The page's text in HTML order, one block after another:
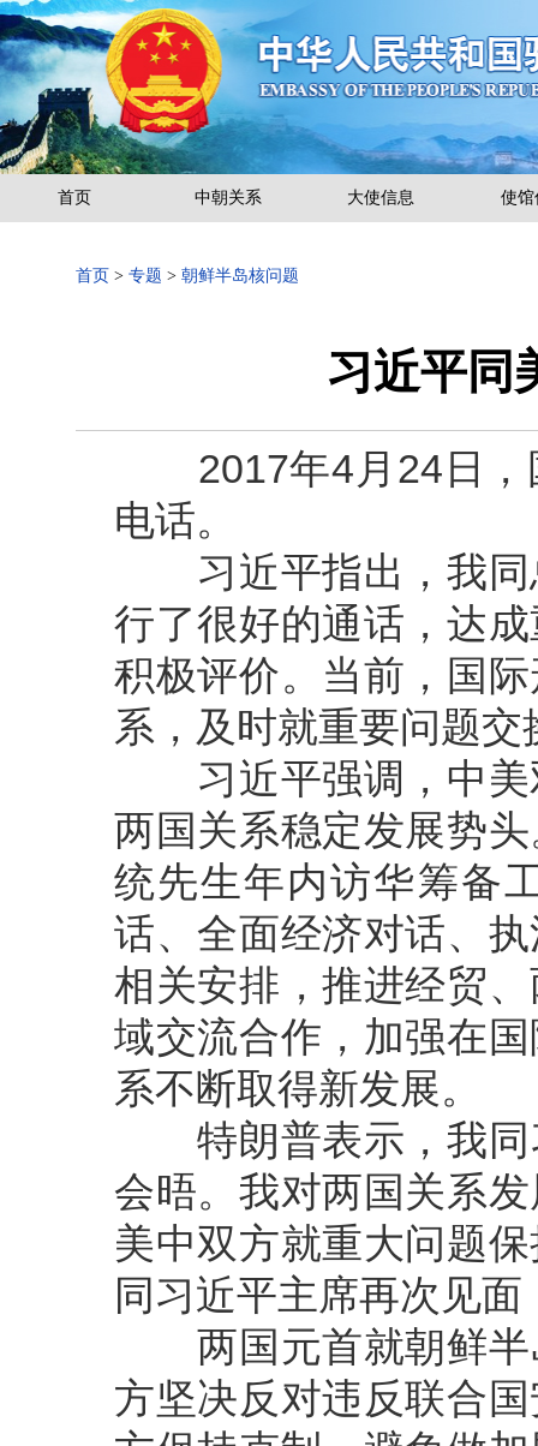
首页 中朝关系 大使信息 使馆
首页 > 专题 > 朝鲜半岛核问题
习近平同
2017年4月24日，
电话。
习近平指出，我同
行了很好的通话，达
积极评价。当前，国
系，及时就重要问题
习近平强调，中美
两国关系稳定发展势
统先生年内访华筹备
话、全面经济对话、
相关安排，推进经贸
域交流合作，加强在
系不断取得新发展。
特朗普表示，我同
会晤。我对两国关系
美中双方就重大问题
同习近平主席再次见
两国元首就朝鲜半
方坚决反对违反联合